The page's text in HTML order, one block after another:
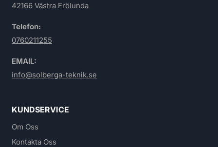
42166 Västra Frölunda
Telefon:
0760211255
EMAIL:
info@solberga-teknik.se
KUNDSERVICE
Om Oss
Kontakta Oss